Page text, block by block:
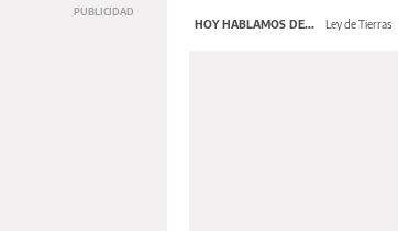
HOY HABLAMOS DE... Ley de Tierras